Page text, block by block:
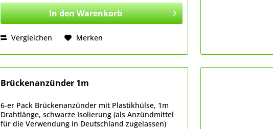
In denWarenkorb
Vergleichen Merken
Brückenanzünder 1m
6-er Pack Brückenanzünder mit Plastikhülse, 1m
Drahtlänge, schwarze Isolierung (als Anzündmittel
für die Verwendung in Deutschland zugelassen)